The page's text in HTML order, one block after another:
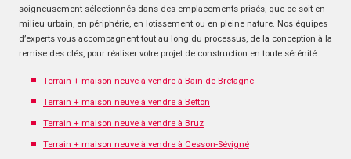
soigneusement sélectionnés dans des emplacements prisés, que ce soit en
milieu urbain, en périphérie, en lotissement ou en pleine nature. Nos équipes
d’experts vous accompagnent tout au long du processus, de la conception à la
remise des clés, pour réaliser votre projet de construction en toute sérénité.
Terrain + maison neuve à vendre à Bain-de-Bretagne
Terrain + maison neuve à vendre à Betton
Terrain + maison neuve à vendre à Bruz
Terrain + maison neuve à vendre à Cesson-Sévigné